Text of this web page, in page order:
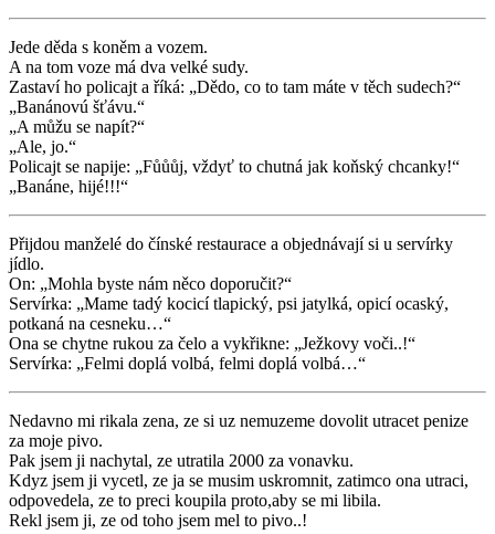
Jede děda s koněm a vozem.
A na tom voze má dva velké sudy.
Zastaví ho policajt a říká: „Dědo, co to tam máte v těch sudech?“
„Banánovú šťávu.“
„A můžu se napít?“
„Ale, jo.“
Policajt se napije: „Fůůůj, vždyť to chutná jak koňský chcanky!“
„Banáne, hijé!!!“
Přijdou manželé do čínské restaurace a objednávají si u servírky
jídlo.
On: „Mohla byste nám něco doporučit?“
Servírka: „Mame tadý kocicí tlapický, psi jatylká, opicí ocaský,
potkaná na cesneku…“
Ona se chytne rukou za čelo a vykřikne: „Ježkovy voči..!“
Servírka: „Felmi doplá volbá, felmi doplá volbá…“
Nedavno mi rikala zena, ze si uz nemuzeme dovolit utracet penize
za moje pivo.
Pak jsem ji nachytal, ze utratila 2000 za vonavku.
Kdyz jsem ji vycetl, ze ja se musim uskromnit, zatimco ona utraci,
odpovedela, ze to preci koupila proto,aby se mi libila.
Rekl jsem ji, ze od toho jsem mel to pivo..!